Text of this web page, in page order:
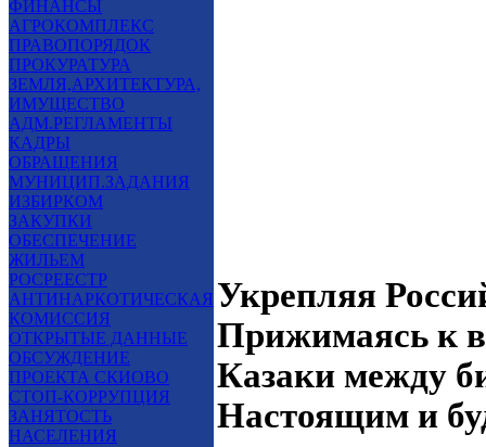
ФИНАНСЫ
АГРОКОМПЛЕКС
ПРАВОПОРЯДОК
ПРОКУРАТУРА
ЗЕМЛЯ,АРХИТЕКТУРА,
ИМУЩЕСТВО
АДМ.РЕГЛАМЕНТЫ
КАДРЫ
ОБРАЩЕНИЯ
МУНИЦИП.ЗАДАНИЯ
ИЗБИРКОМ
ЗАКУПКИ
ОБЕСПЕЧЕНИЕ
ЖИЛЬЕМ
РОСРЕЕСТР
АНТИНАРКОТИЧЕСКАЯ
КОМИССИЯ
ОТКРЫТЫЕ ДАННЫЕ
ОБСУЖДЕНИЕ
ПРОЕКТА СКИОВО
СТОП-КОРРУПЦИЯ
ЗАНЯТОСТЬ
НАСЕЛЕНИЯ
Укрепляя
Прижимаясь к
Казаки между
Настоящим и